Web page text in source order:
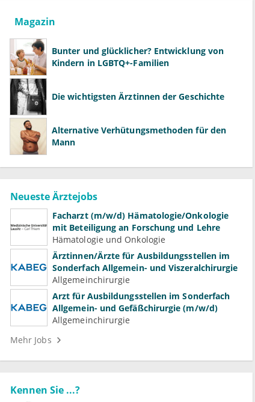
Magazin
Bunter und glücklicher? Entwicklung von
Kindern in LGBTQ+-Familien
Die wichtigsten Ärztinnen der Geschichte
Alternative Verhütungsmethoden für den
Mann
Neueste Ärztejobs
Facharzt (m/w/d) Hämatologie/Onkologie
mit Beteiligung an Forschung und Lehre
Hämatologie und Onkologie
Ärztinnen/Ärzte für Ausbildungsstellen im
Sonderfach Allgemein- und Viszeralchirurgie
Allgemeinchirurgie
Arzt für Ausbildungsstellen im Sonderfach
Allgemein- und Gefäßchirurgie (m/w/d)
Allgemeinchirurgie
Mehr Jobs
Kennen Sie ...?